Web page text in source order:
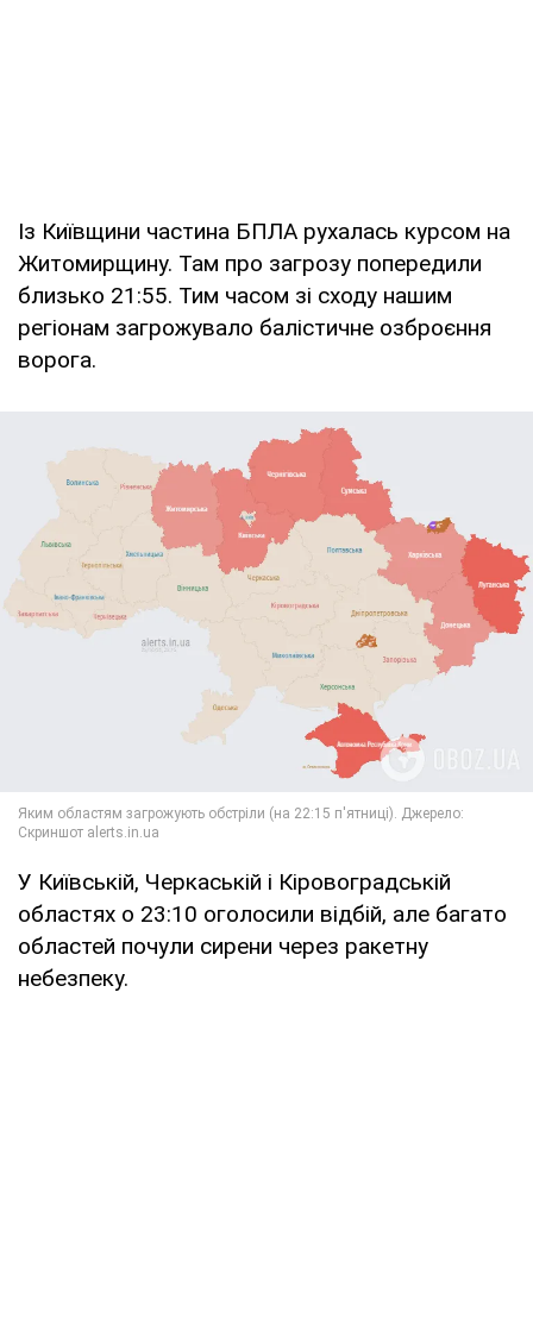
Із Київщини частина БПЛА рухалась курсом на
Житомирщину. Там про загрозу попередили
близько 21:55. Тим часом зі сходу нашим
регіонам загрожувало балістичне озброєння
ворога.
У Київській, Черкаській і Кіровоградській
областях о 23:10 оголосили відбій, але багато
областей почули сирени через ракетну
небезпеку.